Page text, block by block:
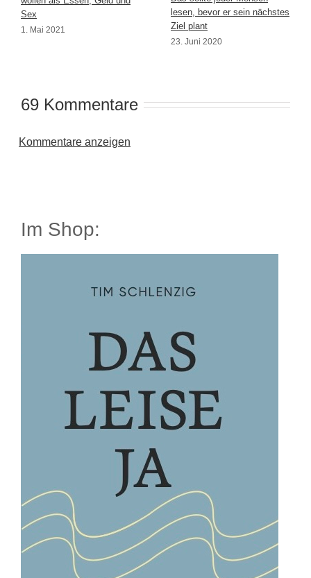
Sex
1. Mai 2021
lesen, bevor er sein nächstes
Ziel plant
23. Juni 2020
69 Kommentare
Kommentare anzeigen
Im Shop: